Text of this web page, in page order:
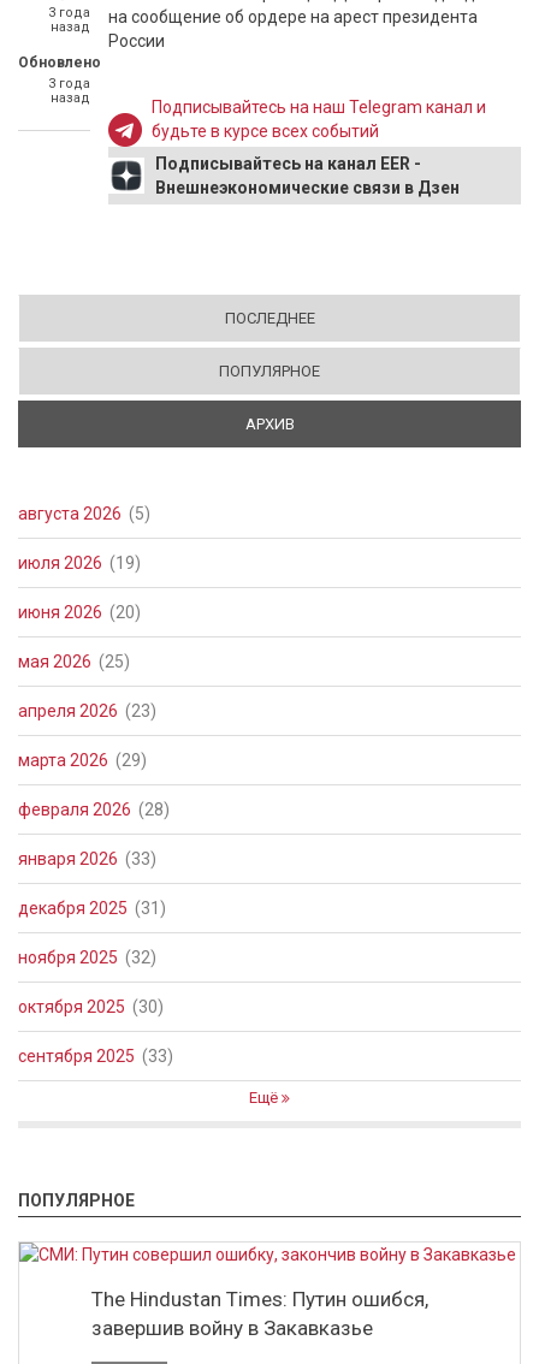
3 года
назад
Обновлено
3 года
назад
на сообщение об ордере на арест президента
России
Подписывайтесь на наш Telegram канал и
будьте в курсе всех событий
Подписывайтесь на канал EER -
Внешнеэкономические связи в Дзен
ПОСЛЕДНЕЕ
ПОПУЛЯРНОЕ
АРХИВ
августа 2026 (5)
июля 2026 (19)
июня 2026 (20)
мая 2026 (25)
апреля 2026 (23)
марта 2026 (29)
февраля 2026 (28)
января 2026 (33)
декабря 2025 (31)
ноября 2025 (32)
октября 2025 (30)
сентября 2025 (33)
Ещё
ПОПУЛЯРНОЕ
The Hindustan Times: Путин ошибся,
завершив войну в Закавказье